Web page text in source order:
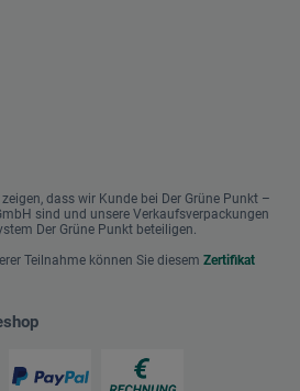
dass wir Kunde bei Der Grüne Punkt –
sind und unsere Verkaufsverpackungen
Der Grüne Punkt beteiligen.
Teilnahme können Sie diesem Zertifikat